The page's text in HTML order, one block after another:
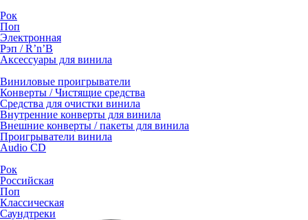
Рок
Поп
Электронная
Рэп / R’n’B
Аксессуары для винила
Виниловые проигрыватели
Конверты / Чистящие средства
Средства для очистки винила
Внутренние конверты для винила
Внешние конверты / пакеты для винила
Проигрыватели винила
Audio CD
Рок
Российская
Поп
Классическая
Саундтреки